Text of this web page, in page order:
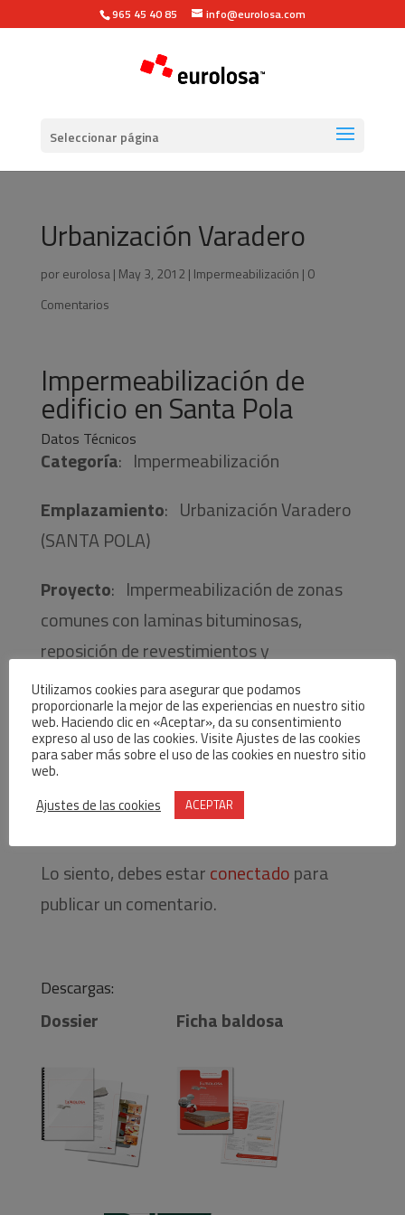
965 45 40 85 info@eurolosa.com
Seleccionar página
Urbanización Varadero
poreurolosa| May 3, 2012 | Impermeabilización | 0
Comentarios
Impermeabilización de
edificio en Santa Pola
Datos Técnicos
Categoría: Impermeabilización
Emplazamiento: Urbanización Varadero
(SANTA POLA)
Proyecto: Impermeabilización de zonas
comunes con laminas bituminosas,
reposición de revestimientos y
saneamiento del forjado
[buddy-gallery width=»600″ height=»450″]
Enviar comentario
Lo siento, debes estarconectadopara
publicar un comentario.
Descargas:
Dossier Ficha baldosa
Utilizamos cookies para asegurar que podamos
proporcionarle la mejor de las experiencias en nuestro sitio
web. Haciendo clic en «Aceptar», da su consentimiento
expreso al uso de las cookies. Visite Ajustes de las cookies
para saber más sobre el uso de las cookies en nuestro sitio
web.
Ajustes de las cookies
ACEPTAR